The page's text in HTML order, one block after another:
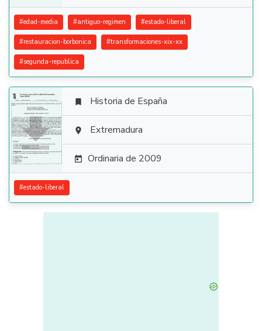
#edad-media #antiguo-regimen #estado-liberal
#restauracion-borbonica #transformaciones-xix-xx
#segunda-republica

 Historia de España
 Extremadura
 Ordinaria de 2009
#estado-liberal